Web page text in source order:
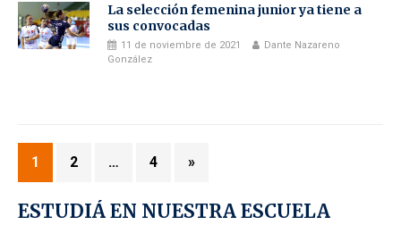
La selección femenina junior ya tiene a
sus convocadas
11 de noviembre de 2021
Dante Nazareno
González
1 2 … 4 »
ESTUDIÁ EN NUESTRA ESCUELA